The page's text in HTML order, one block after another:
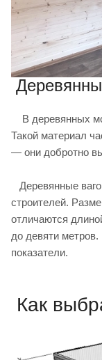
В деревянных
Такой материал
— они добротно
Деревянные
строителей.
отличаются
до девяти
показатели.
Как